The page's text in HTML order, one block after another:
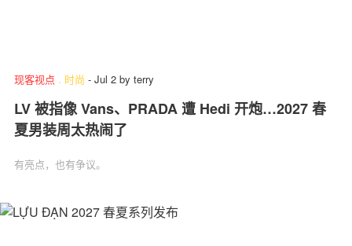
现客视点 . 时尚 - Jul 2 by terry
LV 被指像 Vans、PRADA 遭 Hedi 开炮…2027 春
夏男装周太热闹了
有亮点，也有争议。